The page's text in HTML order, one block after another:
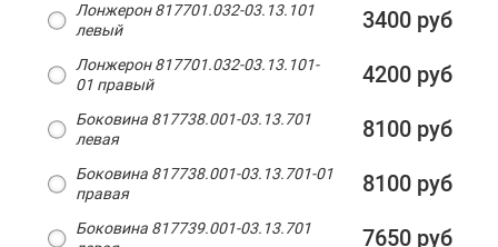
Лонжерон 817701.032-03.13.101
левый
3400 руб
Лонжерон 817701.032-03.13.101-
01 правый
4200 руб
Боковина 817738.001-03.13.701
левая
8100 руб
Боковина 817738.001-03.13.701-01
правая
8100 руб
Боковина 817739.001-03.13.701
7650 руб